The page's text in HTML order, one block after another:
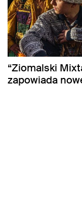
“Ziomalski
zapowiada